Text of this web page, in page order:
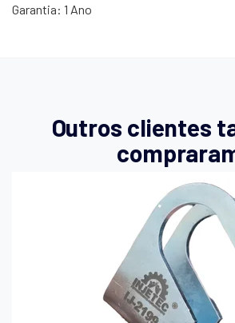
Garantia: 1 Ano
Outros clientes